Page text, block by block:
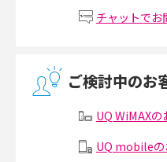
2017年6月(6)
2017年4月(8)
2017年3月(9)
2017年2月(7)
2017年1月(6)
Wi-Fiルーターの設定方法をわか
無線LANとは？メリット・デメリ
メッシュWi-Fiとは？仕組みやメ
チャットでお
ご検討中のお
UQ WiMAX
UQ mobileの